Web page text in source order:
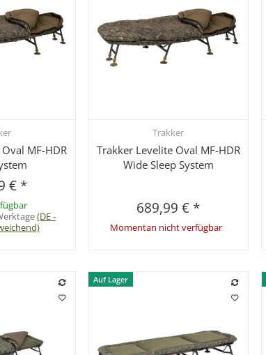
MF-HDR
€ *
(DE -
Schnellkauf
Trakker
Trakker Levelite Oval MF-HDR
Wide Sleep System
689,99 € *
Momentan nicht verfügbar
Auf Lager